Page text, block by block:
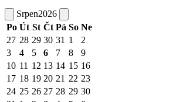
Srpen2026
Po Út St Čt Pá So Ne
27 28 29 30 31 1
2
3
4 5 6 7 8
9
10 11 12 13 14 15 16
17 18 19 20 21 22 23
24 25 26 27 28 29 30